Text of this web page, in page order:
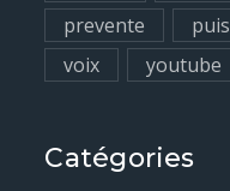
prevente
puis
voix
youtube
Catégories